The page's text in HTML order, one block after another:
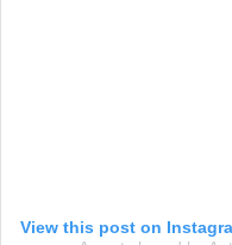
View this post on